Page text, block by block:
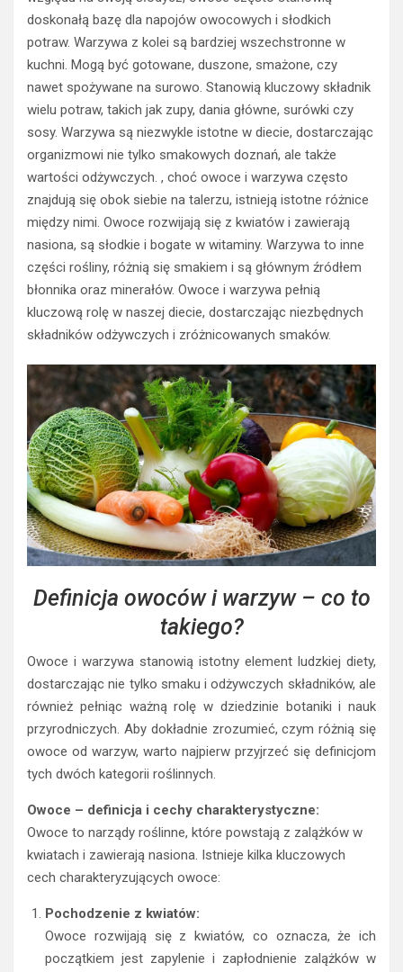
doskonałą bazę dla napojów owocowych i słodkich
potraw. Warzywa z kolei są bardziej wszechstronne w
kuchni. Mogą być gotowane, duszone, smażone, czy
nawet spożywane na surowo. Stanowią kluczowy składnik
wielu potraw, takich jak zupy, dania główne, surówki czy
sosy. Warzywa są niezwykle istotne w diecie, dostarczając
organizmowi nie tylko smakowych doznań, ale także
wartości odżywczych. , choć owoce i warzywa często
znajdują się obok siebie na talerzu, istnieją istotne różnice
między nimi. Owoce rozwijają się z kwiatów i zawierają
nasiona, są słodkie i bogate w witaminy. Warzywa to inne
części rośliny, różnią się smakiem i są głównym źródłem
błonnika oraz minerałów. Owoce i warzywa pełnią
kluczową rolę w naszej diecie, dostarczając niezbędnych
składników odżywczych i zróżnicowanych smaków.
Definicja owoców i warzyw – co to
takiego?
Owoce i warzywa stanowią istotny element ludzkiej diety,
dostarczając nie tylko smaku i odżywczych składników, ale
również pełniąc ważną rolę w dziedzinie botaniki i nauk
przyrodniczych. Aby dokładnie zrozumieć, czym różnią się
owoce od warzyw, warto najpierw przyjrzeć się definicjom
tych dwóch kategorii roślinnych.
Owoce – definicja i cechy charakterystyczne:
Owoce to narządy roślinne, które powstają z zalążków w
kwiatach i zawierają nasiona. Istnieje kilka kluczowych
cech charakteryzujących owoce:
Pochodzenie z kwiatów:
Owoce rozwijają się z kwiatów, co oznacza, że ich
początkiem jest zapylenie i zapłodnienie zalążków w